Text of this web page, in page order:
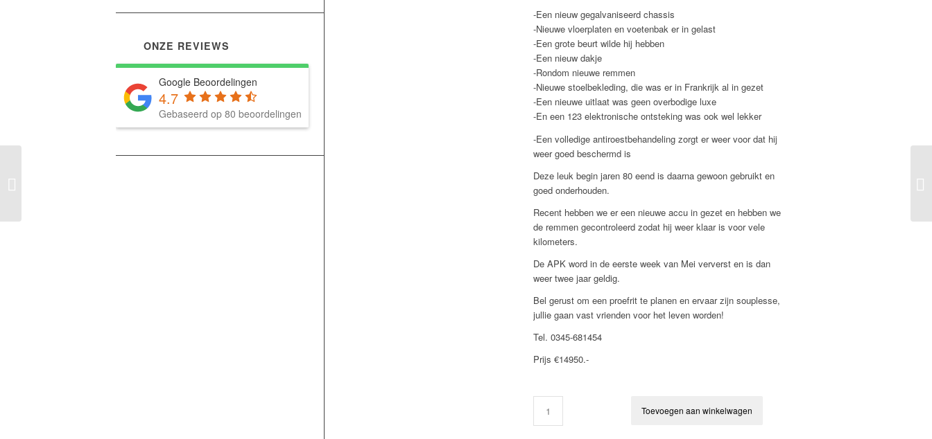
ONZE REVIEWS
Google Beoordelingen
4.7
Gebaseerd op 80 beoordelingen
-Een nieuw gegalvaniseerd chassis
-Nieuwe vloerplaten en voetenbak er in gelast
-Een grote beurt wilde hij hebben
-Een nieuw dakje
-Rondom nieuwe remmen
-Nieuwe stoelbekleding, die was er in Frankrijk al in gezet
-Een nieuwe uitlaat was geen overbodige luxe
-En een 123 elektronische ontsteking was ook wel lekker
-Een volledige antiroestbehandeling zorgt er weer voor dat hij
weer goed beschermd is
Deze leuk begin jaren 80 eend is daarna gewoon gebruikt en
goed onderhouden.
Recent hebben we er een nieuwe accu in gezet en hebben we
de remmen gecontroleerd zodat hij weer klaar is voor vele
kilometers.
De APK word in de eerste week van Mei ververst en is dan
weer twee jaar geldig.
Bel gerust om een proefrit te planen en ervaar zijn souplesse,
jullie gaan vast vrienden voor het leven worden!
Tel. 0345-681454
Prijs €14950.-
Toevoegen aan winkelwagen